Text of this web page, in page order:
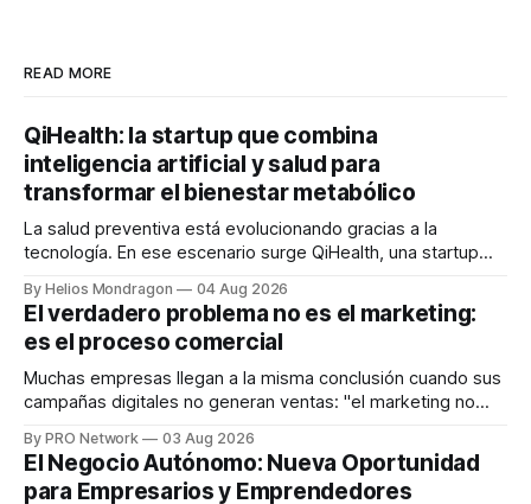
READ MORE
QiHealth: la startup que combina
inteligencia artificial y salud para
transformar el bienestar metabólico
La salud preventiva está evolucionando gracias a la
tecnología. En ese escenario surge QiHealth, una startup
dispositivos inteligentes, inteligencia artificial y monitoreo
en tiempo real para ayudar a las personas a tomar mejores
decisiones sobre su salud metabólica. Su propuesta busca
responder
By Helios Mondragon 04 Aug 2026
El verdadero problema no es el marketing:
es el proceso comercial
Muchas empresas llegan a la misma conclusión cuando sus
campañas digitales no generan ventas: "el marketing no
INTERIUS, el problema suele estar en otro lugar. Durante
una entrevista para el podcast SER PRO, el especialista en
marketing digital explicó que
By PRO Network 03 Aug 2026
El Negocio Autónomo: Nueva Oportunidad
para Empresarios y Emprendedores